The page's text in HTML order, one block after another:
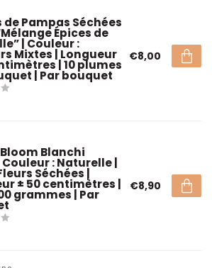
de Pampas Séchées
Épices de
| Couleur :
Mixtes | Longueur
| 10 plumes
| Par bouquet
€8,00
Blanchi
Couleur : Naturelle |
Séchées |
± 50 centimètres |
grammes | Par
€8,90